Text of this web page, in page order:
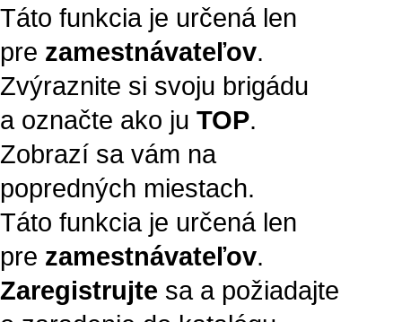
Táto funkcia je určená len
pre zamestnávateľov.
Zvýraznite si svoju brigádu
a označte ako ju TOP.
Zobrazí sa vám na
popredných miestach.
Táto funkcia je určená len
pre zamestnávateľov.
Zaregistrujte sa a požiadajte